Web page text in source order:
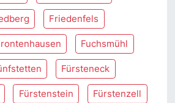
Friedenfels
Fuchsmühl
Fürsteneck
Fürstenstein Fürstenzell